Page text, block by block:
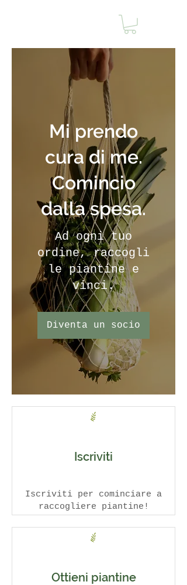
Mi prendo
cura di me.
Comincio
dalla spesa.
Ad ogni tuo
ordine, raccogli
le piantine e
vinci.
Diventa un socio
Iscriviti
Iscriviti per cominciare a
raccogliere piantine!
Ottieni piantine